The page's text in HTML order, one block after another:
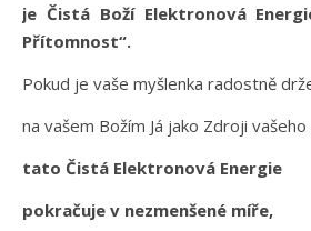
je Čistá Boží Elektronová
Přítomnost“.
Pokud je vaše myšlenka radostně
na vašem Božím Já jako Zdroji
tato Čistá Elektronová Energie
pokračuje v nezmenšené míře,